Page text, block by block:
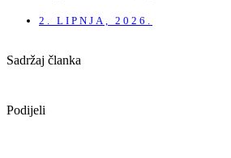
2. LIPNJA, 2026.
Sadržaj članka
Podijeli